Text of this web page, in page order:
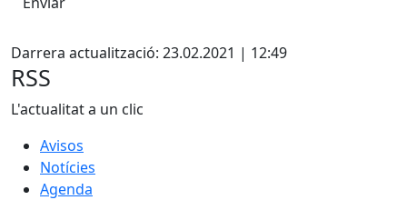
Darrera actualització: 23.02.2021 | 12:49
RSS
L'actualitat a un clic
Avisos
Notícies
Agenda